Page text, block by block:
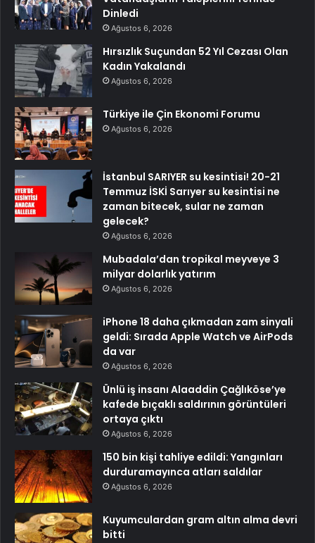
Dinledi
Ağustos 6, 2026
Hırsızlık Suçundan 52 Yıl Cezası Olan
Kadın Yakalandı
Ağustos 6, 2026
Türkiye ile Çin Ekonomi Forumu
Ağustos 6, 2026
İstanbul SARIYER su kesintisi! 20-21
Temmuz İSKİ Sarıyer su kesintisi ne
zaman bitecek, sular ne zaman
gelecek?
Ağustos 6, 2026
Mubadala’dan tropikal meyveye 3
milyar dolarlık yatırım
Ağustos 6, 2026
iPhone 18 daha çıkmadan zam sinyali
geldi: Sırada Apple Watch ve AirPods
da var
Ağustos 6, 2026
Ünlü iş insanı Alaaddin Çağlıköse’ye
kafede bıçaklı saldırının görüntüleri
ortaya çıktı
Ağustos 6, 2026
150 bin kişi tahliye edildi: Yangınları
durduramayınca atları saldılar
Ağustos 6, 2026
Kuyumculardan gram altın alma devri
bitti